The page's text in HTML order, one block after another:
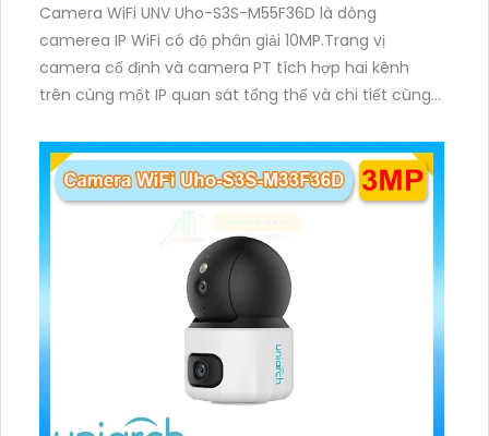
Camera WiFi UNV Uho-S3S-M55F36D là dòng
camerea IP WiFi có độ phân giải 10MP.Trang vị
camera cố định và camera PT tích hợp hai kênh
trên cùng một IP quan sát tổng thể và chi tiết cùng
ánh sáng. Kết hợp hồng ngoại và đèn ấm cho hình
ảnh có màu trong nhiều điều kiện khác nhau trong
phạm vi 3m.